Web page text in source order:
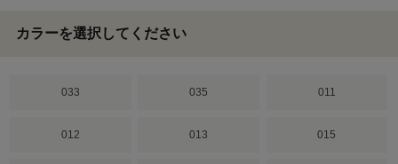
カラーを選択してください
033 035 011
012 013 015